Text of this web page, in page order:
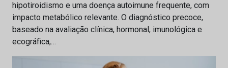
hipotiroidismo e uma doença autoimune frequente, com
impacto metabólico relevante. O diagnóstico precoce,
baseado na avaliação clínica, hormonal, imunológica e
ecográfica,…